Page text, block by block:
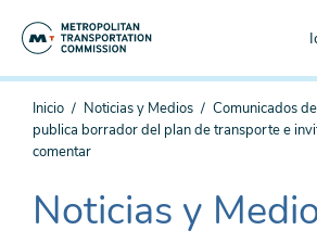
Estás
aquí
Inicio Noticias y Medios Comunicados
publica borrador del plan de transporte e
comentar
The
current
Noticias y